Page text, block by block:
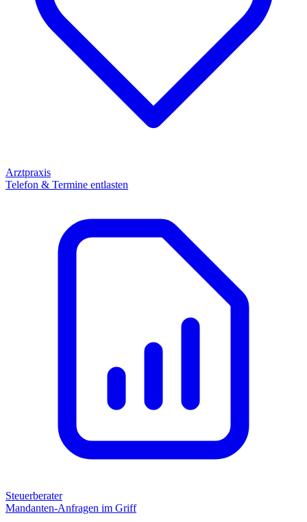
Arztpraxis
Telefon & Termine entlasten
Steuerberater
Mandanten-Anfragen im Griff